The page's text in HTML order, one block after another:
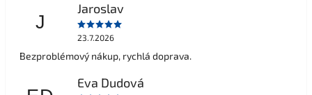
J
Jaroslav
23.7.2026
Bezproblémový nákup, rychlá doprava.
Eva Dudová